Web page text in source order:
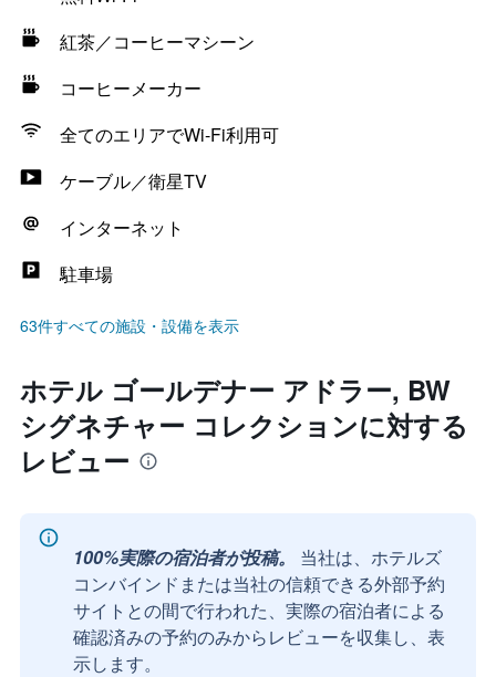
紅茶／コーヒーマシーン
コーヒーメーカー
全てのエリアでWi-Fi利用可
ケーブル／衛星TV
インターネット
駐車場
63件すべての施設・設備を表示
ホテル ゴールデナー アドラー, BW
シグネチャー コレクションに対する
レビュー
100%実際の宿泊者が投稿。
当社は、ホテルズ
コンバインドまたは当社の信頼できる外部予約
サイトとの間で行われた、実際の宿泊者による
確認済みの予約のみからレビューを収集し、表
示します。